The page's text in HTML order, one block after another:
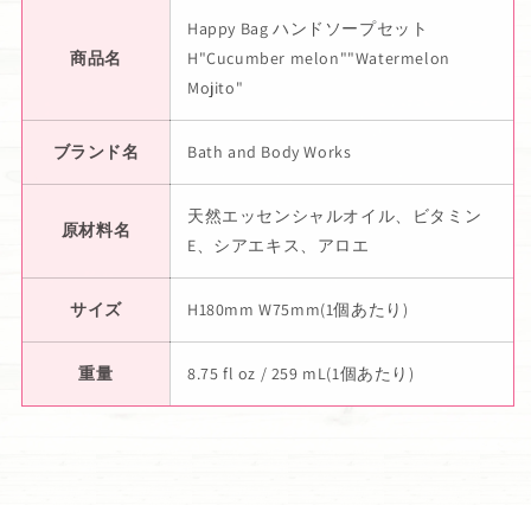
商品名
Happy Bag ハンドソープセット
H"Cucumber melon""Watermelon
Mojito"
ブランド名 Bath and Body Works
原材料名
天然エッセンシャルオイル、ビタミン
E、シアエキス、アロエ
サイズ H180mm W75mm(1個あたり)
重量 8.75 fl oz / 259 mL(1個あたり)